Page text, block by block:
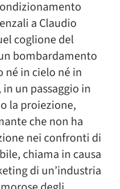
a Claudio
coglione del
bombardamento
né in cielo né in
in un passaggio in
la proiezione,
che non ha
nei confronti di
chiama in causa
di un’industria